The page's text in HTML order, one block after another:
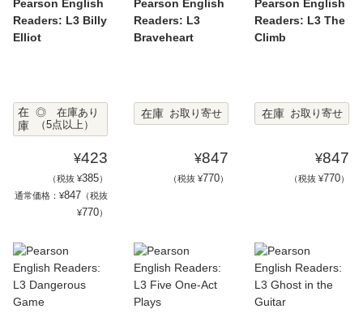
Pearson English
Readers: L3 Billy
Elliot
在
庫
◎ 在庫あり
（5点以上）
¥423
（税抜 ¥385）
通常価格：¥847（税抜
¥770）
Pearson English
Readers: L3
Braveheart
在庫 お取り寄せ
¥847
（税抜 ¥770）
Pearson English
Readers: L3 The
Climb
在庫 お取り寄せ
¥847
（税抜 ¥770）